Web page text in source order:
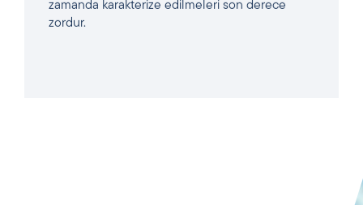
zordur.